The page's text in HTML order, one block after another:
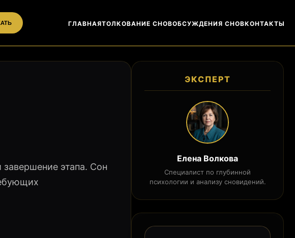
ГЛАВНАЯТОЛКОВАНИЕ СНОВОБСУЖДЕНИЯ СНОВКОНТАКТЫ
этапа. Сон
ЭКСПЕРТ
Елена Волкова
Специалист по глубинной
психологии и анализу сновидений.